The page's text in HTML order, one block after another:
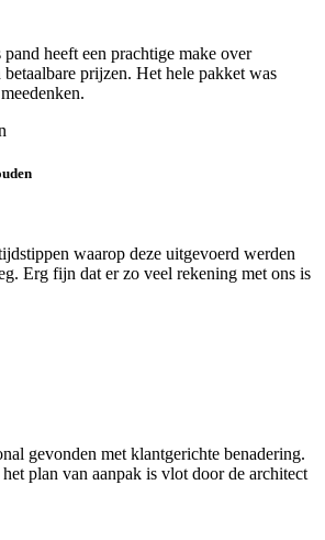
heeft een prachtige make over
betaalbare prijzen. Het hele pakket was
waarop deze uitgevoerd werden
Erg fijn dat er zo veel rekening met ons is
gevonden met klantgerichte benadering.
plan van aanpak is vlot door de architect